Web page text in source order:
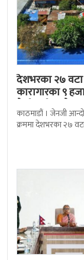
देशभरका २७ वटा
कारागारका ९
कैदीबन्दी अझै फरार
काठमाडौं । जेनजी
क्रममा देशभरका २७